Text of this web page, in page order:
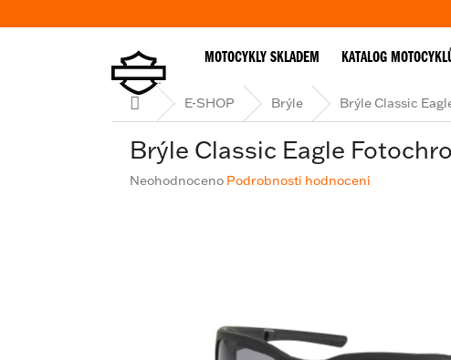
na
MOTOCYKLY SKLADEM KATALOG
Domů E-SHOP Brýle Brýle Classic
Brýle Classic Eagle
Průměrné
Neohodnoceno Podrobnosti hodnocení